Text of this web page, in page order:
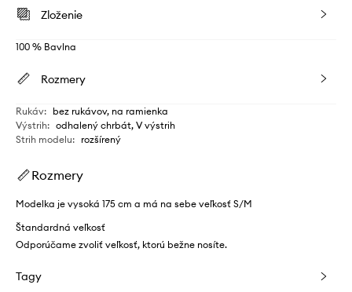
Zloženie
100 % Bavlna
Rozmery
Rukáv: bez rukávov, na ramienka
Výstrih: odhalený chrbát, V výstrih
Strih modelu: rozšírený
Rozmery
Modelka je vysoká 175 cm a má na sebe veľkosť S/M
Štandardná veľkosť
Odporúčame zvoliť veľkosť, ktorú bežne nosíte.
Tagy